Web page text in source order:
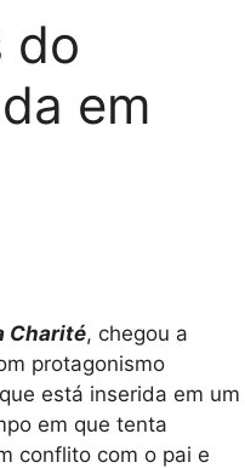
do
em
Charité, chegou a
protagonismo
está inserida em um
em que tenta
conflito com o pai e